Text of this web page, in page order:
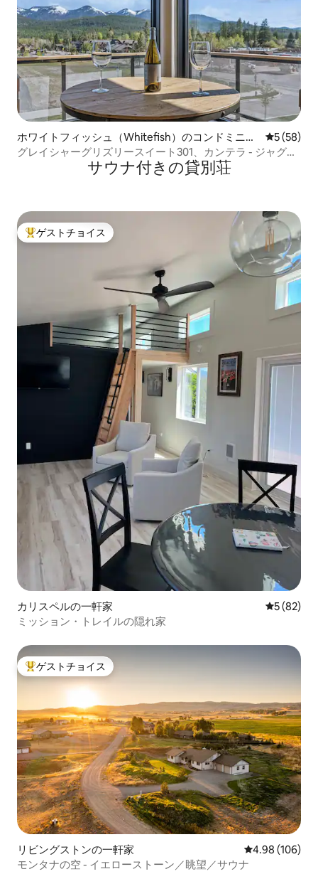
ホワイトフィッシュ（Whitefish）のコンドミニア
ム
レビュー
5 (58)
グレイシャーグリズリースイート301、カンテラ - ジャグジ
サウナ付きの貸別荘
大好評のゲストチョイスです。
ゲストチョイス
カリスペルの一軒家 レビュー
5 (82)
ミッション・トレイルの隠れ家
大好評のゲストチョイスです。
ゲストチョイス
リビングストンの一軒家 レビュー106
4.98 (106)
モンタナの空 - イエローストーン／眺望／サウナ